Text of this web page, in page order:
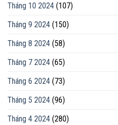
Tháng 10 2024 (107)
Tháng 9 2024 (150)
Tháng 8 2024 (58)
Tháng 7 2024 (65)
Tháng 6 2024 (73)
Tháng 5 2024 (96)
Tháng 4 2024 (280)